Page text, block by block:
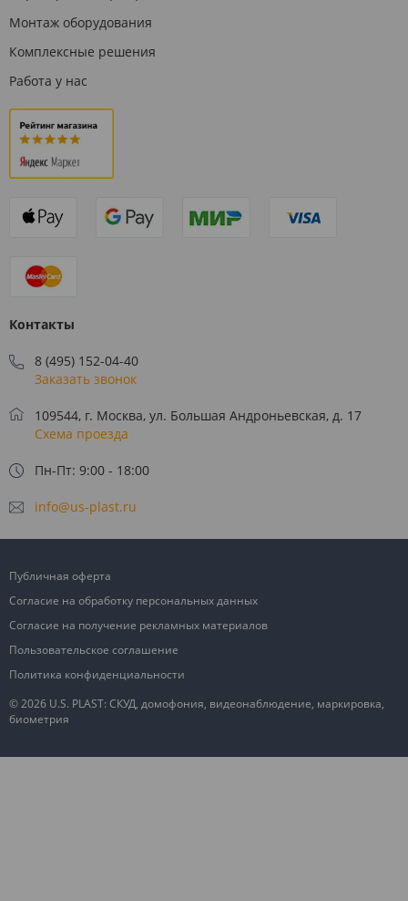
Монтаж оборудования
Комплексные решения
Работа у нас
Контакты
8 (495) 152-04-40
Заказать звонок
109544, г. Москва, ул. Большая Андроньевская, д. 17
Схема проезда
Пн-Пт: 9:00 - 18:00
info@us-plast.ru
© 2026 U.S. PLAST: СКУД, домофония, видеонаблюдение, маркировка,
биометрия
Публичная оферта
Согласие на обработку персональных данных
Согласие на получение рекламных материалов
Пользовательское соглашение
Политика конфиденциальности